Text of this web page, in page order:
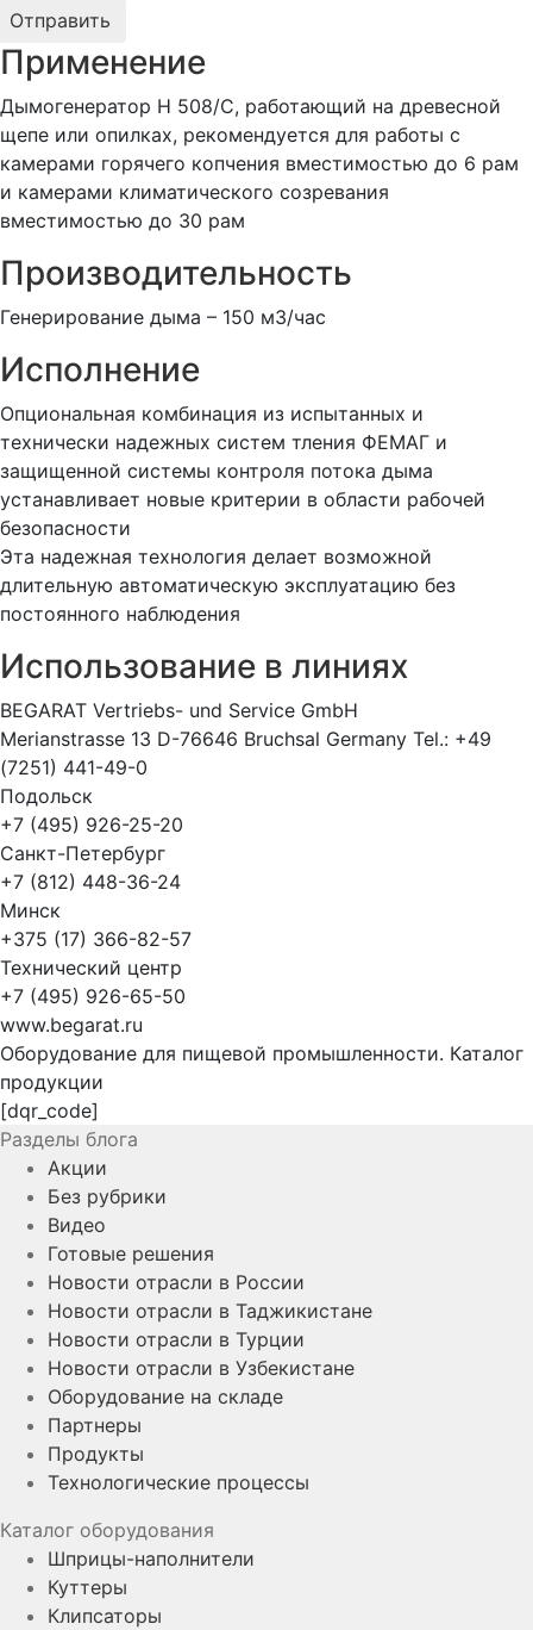
Применение
Дымогенератор H 508/C, работающий на древесной
щепе или опилках, рекомендуется для работы с
камерами горячего копчения вместимостью до 6 рам
и камерами климатического созревания
вместимостью до 30 рам
Производительность
Генерирование дыма – 150 м3/час
Исполнение
Опциональная комбинация из испытанных и
технически надежных систем тления ФЕМАГ и
защищенной системы контроля потока дыма
устанавливает новые критерии в области рабочей
безопасности
Эта надежная технология делает возможной
длительную автоматическую эксплуатацию без
постоянного наблюдения
Использование в линиях
BEGARAT Vertriebs- und Service GmbH
Merianstrasse 13 D-76646 Bruchsal Germany Tel.: +49
(7251) 441-49-0
Подольск
+7 (495) 926-25-20
Санкт-Петербург
+7 (812) 448-36-24
Минск
+375 (17) 366-82-57
Технический центр
+7 (495) 926-65-50
www.begarat.ru
Оборудование для пищевой промышленности. Каталог
продукции
[dqr_code]
Разделы блога
Акции
Без рубрики
Видео
Готовые решения
Новости отрасли в России
Новости отрасли в Таджикистане
Новости отрасли в Турции
Новости отрасли в Узбекистане
Оборудование на складе
Партнеры
Продукты
Технологические процессы
Каталог оборудования
Шприцы-наполнители
Куттеры
Клипсаторы